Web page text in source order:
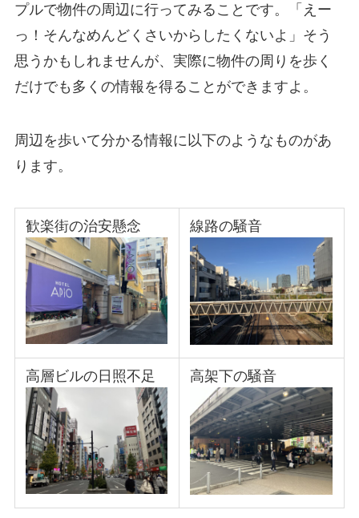
プルで物件の周辺に行ってみることです。「えー
っ！そんなめんどくさいからしたくないよ」そう
思うかもしれませんが、実際に物件の周りを歩く
だけでも多くの情報を得ることができますよ。
周辺を歩いて分かる情報に以下のようなものがあ
ります。
歓楽街の治安懸念 線路の騒音
高層ビルの日照不足 高架下の騒音